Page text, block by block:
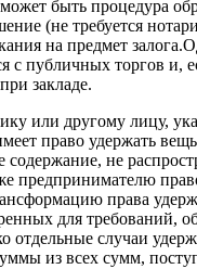
быть процедура
(не требуется
на предмет
с публичных торгов и,
закладе.
или другому лицу,
право удержать
не
предпринимателю
права
для требований,
случаи
из всех сумм,